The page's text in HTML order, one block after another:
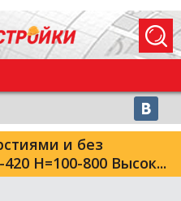
и без
H=100-800 Высок...